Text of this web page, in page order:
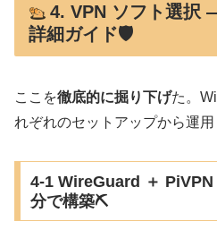
4. VPN ソフト選択
詳細ガイド🛡️
ここを徹底的に掘り下げた。
れぞれのセットアップから運用
4-1 WireGuard ＋
分で構築⛏️